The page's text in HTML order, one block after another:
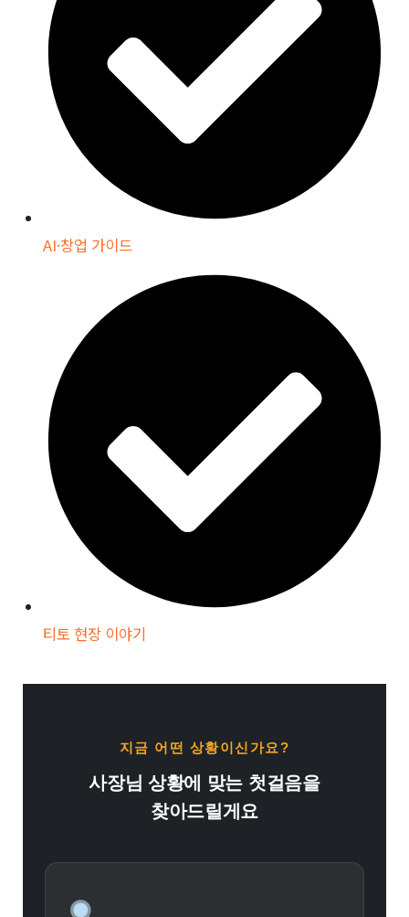
AI·창업 가이드
티토 현장 이야기
지금 어떤 상황이신가요?
사장님 상황에 맞는 첫걸음을
찾아드릴게요